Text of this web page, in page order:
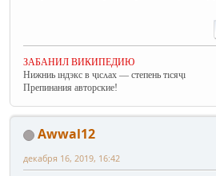
ЗАБАНИЛ ВИКИПЕДИЮ
Нижниь ıндэкс в ҷıсʌах — степень тıсяҷı
Препинания авторские!
Awwal12
декабря 16, 2019, 16:42